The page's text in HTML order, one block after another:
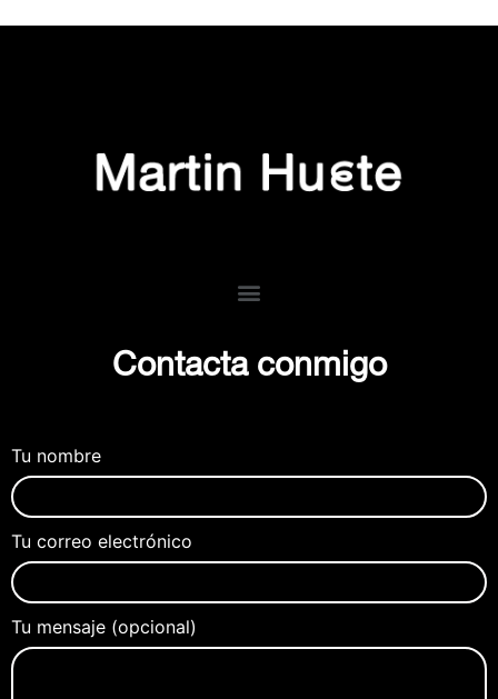
Contacta conmigo
Tu nombre
Tu correo electrónico
Tu mensaje (opcional)